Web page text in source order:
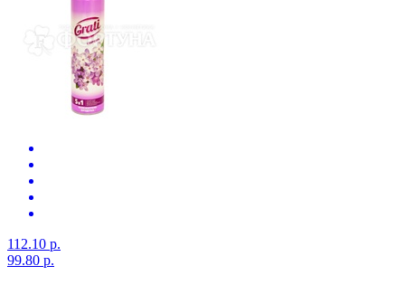
112.10 р.
99.80 р.